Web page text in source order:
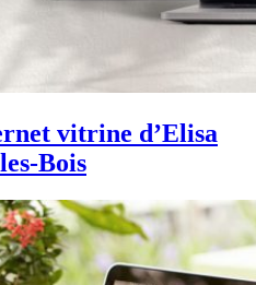
vitrine d’Elisa
Bois